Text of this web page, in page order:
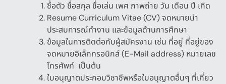
ชื่อตัว ชื่อสกุล ชื่อเล่น เพศ ภาพถ่าย วัน เดือน ปี เกิด
Resume Curriculum Vitae (CV)จดหมายนำ
ประสบการณ์ทำงาน และข้อมูลด้านการศึกษา
ข้อมูลในการติดต่อกับผู้สมัครงาน เช่น ที่อยู่ ที่อยู่ของ
จดหมายอิเล็กทรอนิกส์(E-Mail address) หมายเลข
โทรศัพท์ เป็นต้น
ใบอนุญาตประกอบวิชาชีพหรือใบอนุญาตอื่นๆ ที่เกี่ยว